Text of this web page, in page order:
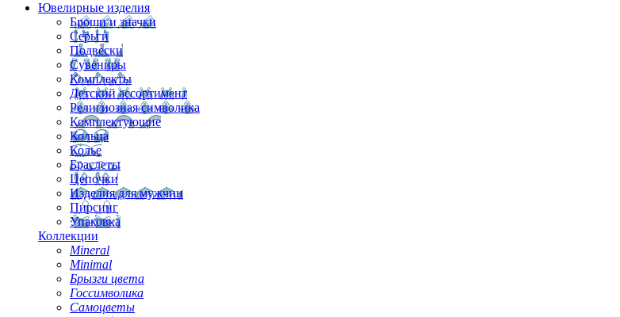
Ювелирные изделия
Броши и значки
Серьги
Подвески
Сувениры
Комплекты
Детский ассортимент
Религиозная символика
Комплектующие
Кольца
Колье
Браслеты
Цепочки
Изделия для мужчин
Пирсинг
Упаковка
Коллекции
Mineral
Minimal
Брызги цвета
Госсимволика
Самоцветы